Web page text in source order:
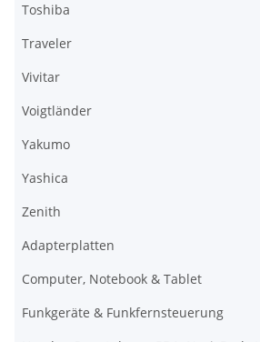
Toshiba
Traveler
Vivitar
Voigtländer
Yakumo
Yashica
Zenith
Adapterplatten
Computer, Notebook & Tablet
Funkgeräte & Funkfernsteuerung